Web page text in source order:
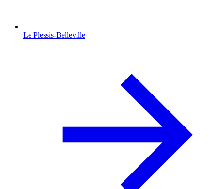
Le Plessis-Belleville